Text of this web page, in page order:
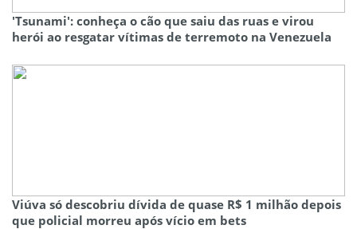
'Tsunami': conheça o cão que saiu das ruas e virou
herói ao resgatar vítimas de terremoto na Venezuela
Viúva só descobriu dívida de quase R$ 1 milhão depois
que policial morreu após vício em bets